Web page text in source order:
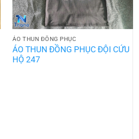
ÁO THUN ĐỒNG PHỤC
ÁO THUN ĐỒNG PHỤC ĐỘI CỨU
HỘ 247